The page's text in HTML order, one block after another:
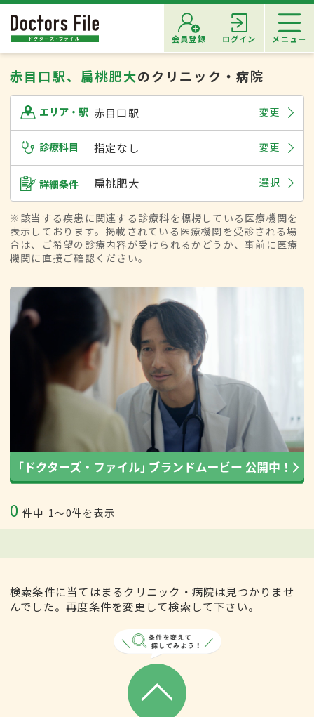
会員登録 ログイン メニュー
赤目口駅、扁桃肥大のクリニック・病院
エリア・駅 赤目口駅 変更
診療科目 指定なし 変更
詳細条件 扁桃肥大 選択
※該当する疾患に関連する診療科を標榜している医療機関を
表示しております。掲載されている医療機関を受診される場
合は、ご希望の診療内容が受けられるかどうか、事前に医療
機関に直接ご確認ください。
0 件中 1〜0件を表示
検索条件に当てはまるクリニック・病院は見つかりませ
んでした。再度条件を変更して検索して下さい。